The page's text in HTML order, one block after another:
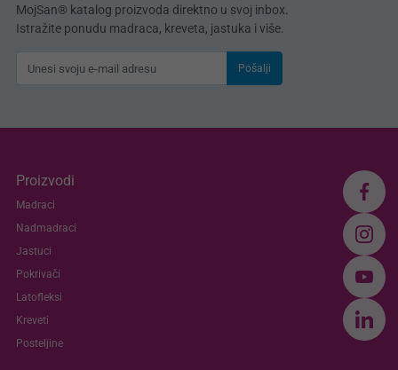
MojSan® katalog proizvoda direktno u svoj inbox.
Istražite ponudu madraca, kreveta, jastuka i više.
Pošalji
Proizvodi
Madraci
Nadmadraci
Jastuci
Pokrivači
Latofleksi
Kreveti
Posteljine